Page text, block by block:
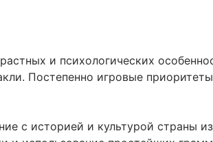
и психологических
Постепенно игровые
с историей и культурой страны